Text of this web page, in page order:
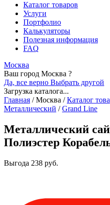
Каталог товаров
Услуги
Портфолио
Калькуляторы
Полезная информация
FAQ
Москва
Ваш город Москва ?
Да, все верно Выбрать другой
Загрузка каталога...
Главная /Москва / Каталог
Металлический / Grand Line
Металлический
Полиэстер
Выгода 238 руб.